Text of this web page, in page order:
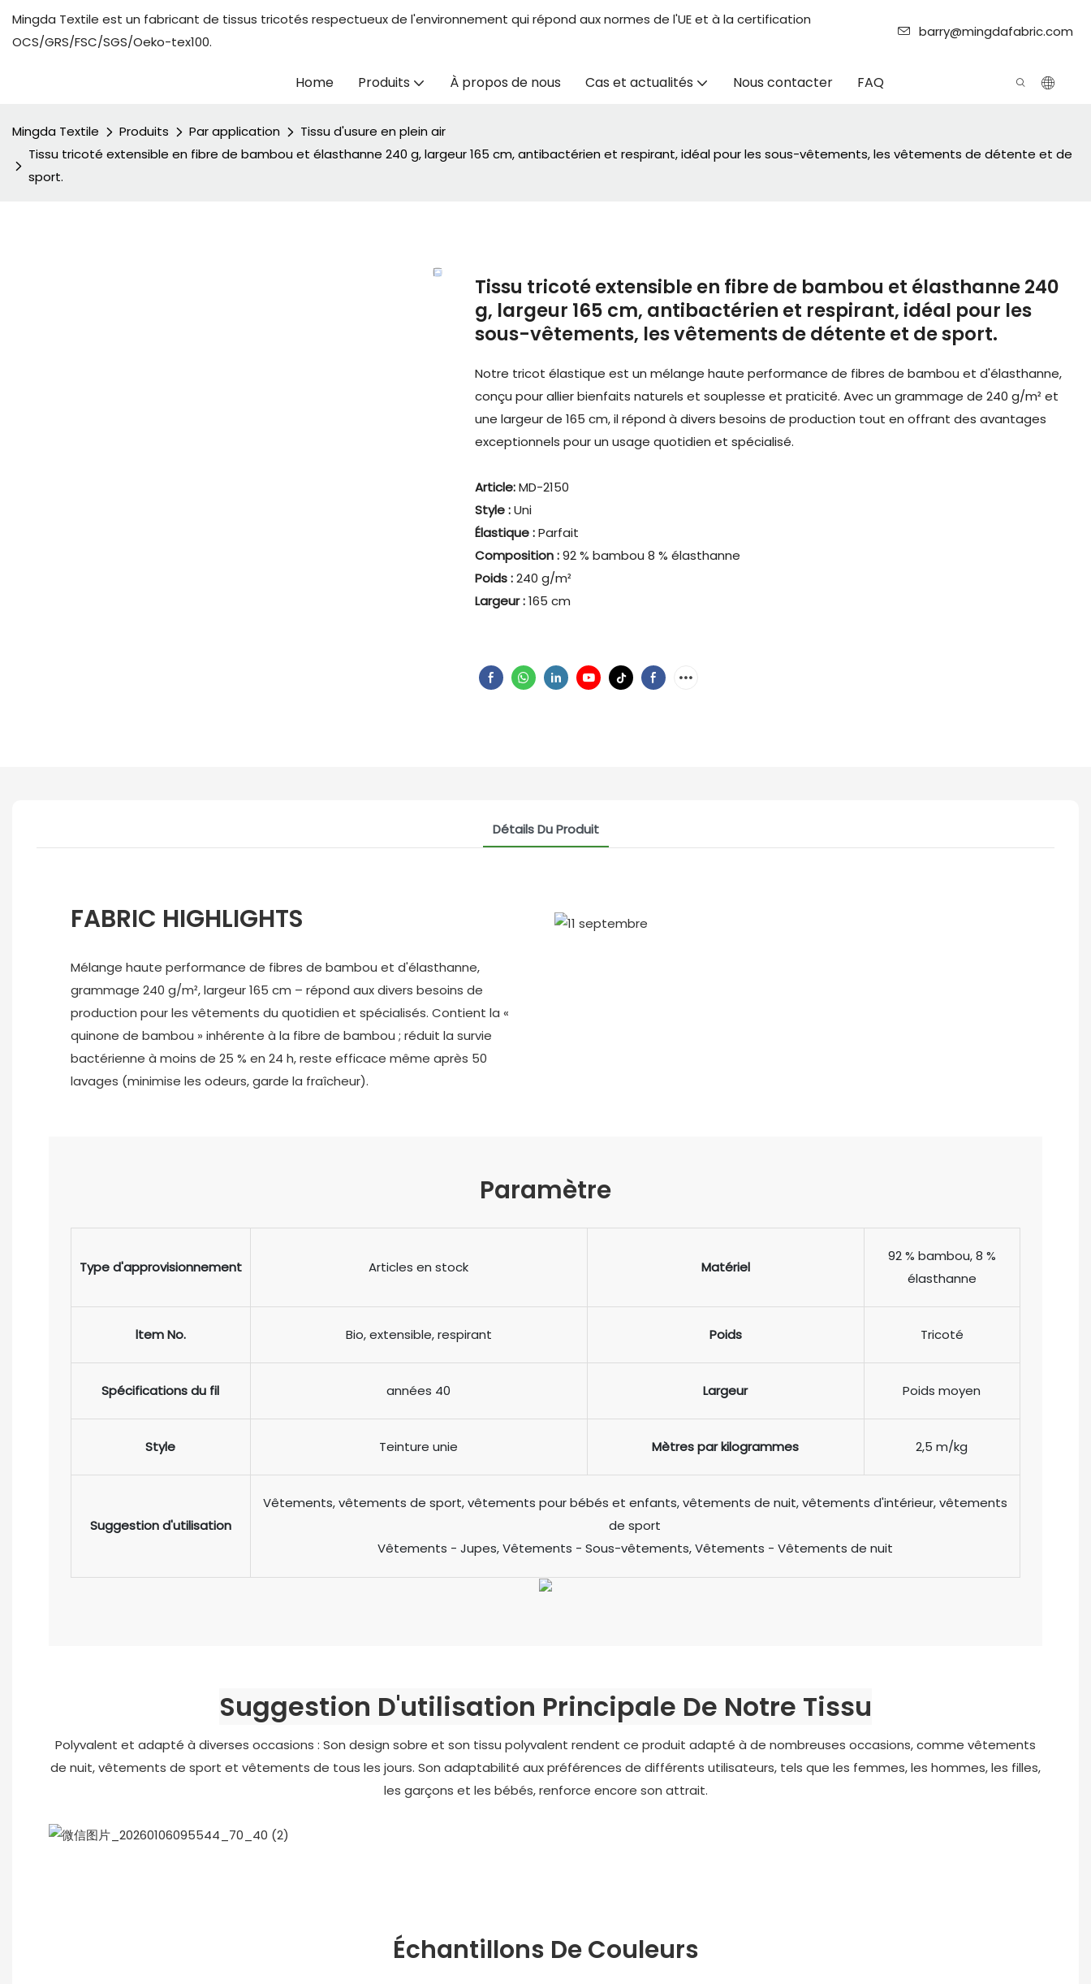
Mingda Textile est un fabricant de tissus tricotés respectueux de l'environnement qui répond aux normes de l'UE et à la certification
OCS/GRS/FSC/SGS/Oeko-tex100.
barry@mingdafabric.com
Home Produits À propos de nous Cas et actualités Nous contacter FAQ
Mingda Textile Produits Par application
Tissu d'usure en plein air
Tissu tricoté extensible en fibre de bambou et élasthanne 240 g, largeur 165 cm, antibactérien et respirant, idéal pour les sous-vêtements, les vêtements de détente et de
sport.
Tissu tricoté extensible en fibre de bambou et élasthanne 240
g, largeur 165 cm, antibactérien et respirant, idéal pour les
sous-vêtements, les vêtements de détente et de sport.
Notre tricot élastique est un mélange haute performance de fibres de bambou et d'élasthanne,
conçu pour allier bienfaits naturels et souplesse et praticité. Avec un grammage de 240 g/m² et
une largeur de 165 cm, il répond à divers besoins de production tout en offrant des avantages
exceptionnels pour un usage quotidien et spécialisé.
Article:MD-2150
Style :Uni
Élastique :Parfait
Composition :92 % bambou 8 % élasthanne
Poids :240 g/m²
Largeur :165 cm
Détails Du Produit
FABRIC HIGHLIGHTS
Mélange haute performance de fibres de bambou et d'élasthanne,
grammage 240 g/m², largeur 165 cm – répond aux divers besoins de
production pour les vêtements du quotidien et spécialisés. Contient la «
quinone de bambou » inhérente à la fibre de bambou ; réduit la survie
bactérienne à moins de 25 % en 24 h, reste efficace même après 50
lavages (minimise les odeurs, garde la fraîcheur).
Paramètre
Type d'approvisionnement Articles en stock Matériel
92 % bambou, 8 %
élasthanne
ltem No. Bio, extensible, respirant Poids Tricoté
Spécifications du fil années 40 Largeur Poids moyen
Style Teinture unie Mètres par kilogrammes 2,5 m/kg
Suggestion d'utilisation
Vêtements, vêtements de sport, vêtements pour bébés et enfants, vêtements de nuit, vêtements d'intérieur, vêtements
de sport
Vêtements - Jupes, Vêtements - Sous-vêtements, Vêtements - Vêtements de nuit
Suggestion D'utilisation Principale De Notre Tissu
Polyvalent et adapté à diverses occasions : Son design sobre et son tissu polyvalent rendent ce produit adapté à de nombreuses occasions, comme vêtements
de nuit, vêtements de sport et vêtements de tous les jours. Son adaptabilité aux préférences de différents utilisateurs, tels que les femmes, les hommes, les filles,
les garçons et les bébés, renforce encore son attrait.
Échantillons De Couleurs